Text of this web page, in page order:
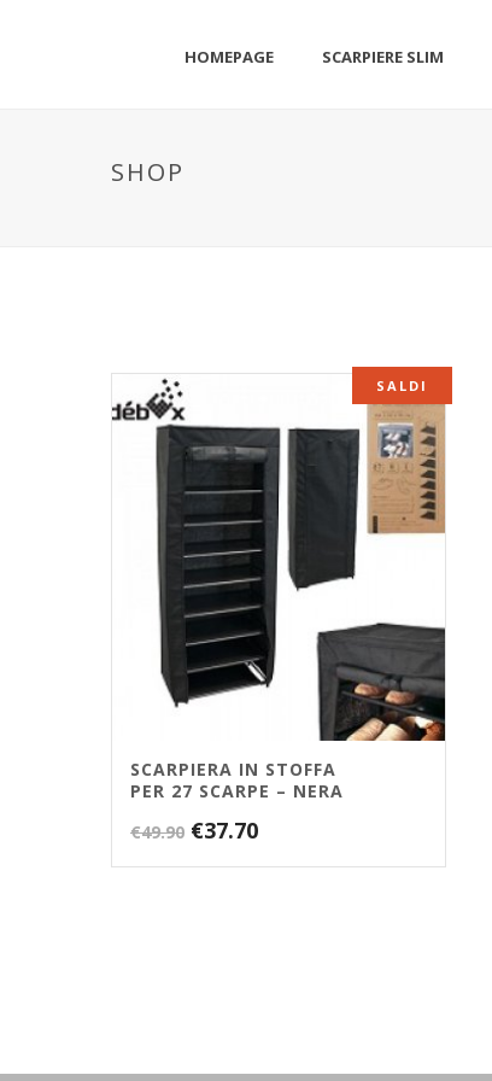
HOMEPAGE SCARPIERE SLIM
SHOP
SALDI
SCARPIERA IN STOFFA
PER 27 SCARPE – NERA
€49.90 Il
prezzo
€37.70Il
prezzo